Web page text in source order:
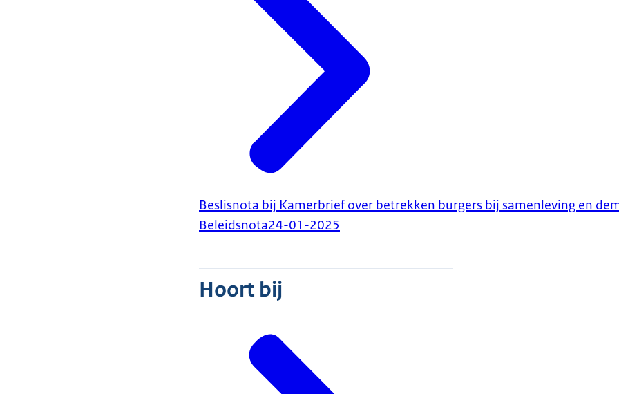
Beslisnota bij Kamerbrief over betrekken burgers bij samenleving en
Beleidsnota24-01-2025
Hoort bij